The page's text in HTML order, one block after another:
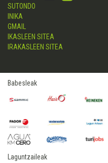
SUTONDO
INIKA
GMAIL
IKASLEEN SITEA
IRAKASLEEN SITEA
Babesleak
Laguntzaileak